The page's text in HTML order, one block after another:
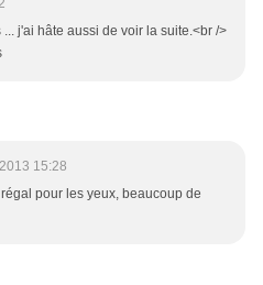
j'ai hâte aussi de voir la suite.<br />
15:28
pour les yeux, beaucoup de